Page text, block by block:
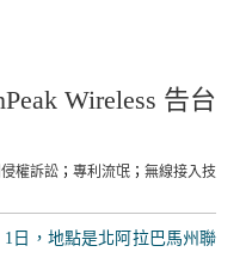
Wireless 告台
權訴訟 ；專利流氓 ；無線接入技
日，地點是北阿拉巴馬州聯